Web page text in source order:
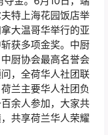
特上海花园饭店举
大温哥华举行的亚
获多项金奖。中厨
厨协会最高名誉会
，全荷华人社团联
兰主要华人社团负
余人参加，大家共
共享荷兰华人荣耀